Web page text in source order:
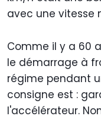
avec une vitesse
Comme il y a 60
le démarrage à
régime pendant
consigne est :
l'accélérateur.